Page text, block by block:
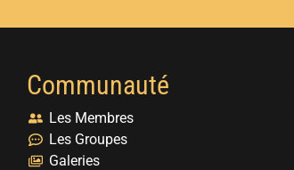
Communauté
Les Membres
Les Groupes
Galeries